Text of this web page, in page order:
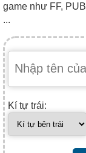
game như FF,
...
Kí tự trái: